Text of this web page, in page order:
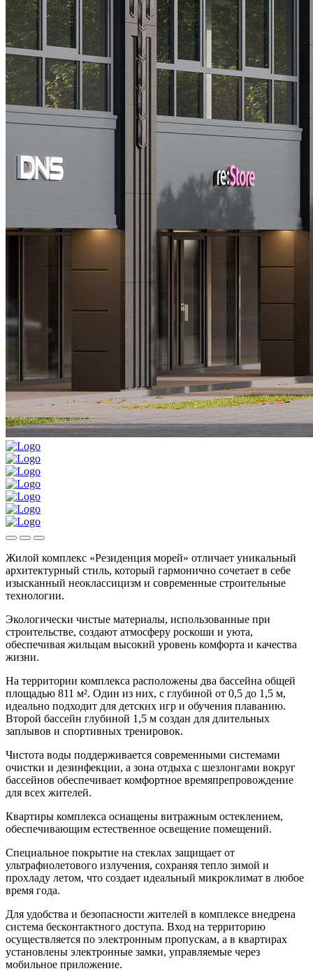
Жилой комплекс «Резиденция морей» отличает уникальный
архитектурный стиль, который гармонично сочетает в себе
изысканный неоклассицизм и современные строительные
технологии.
Экологически чистые материалы, использованные при
строительстве, создают атмосферу роскоши и уюта,
обеспечивая жильцам высокий уровень комфорта и качества
жизни.
На территории комплекса расположены два бассейна общей
площадью 811 м². Один из них, с глубиной от 0,5 до 1,5 м,
идеально подходит для детских игр и обучения плаванию.
Второй бассейн глубиной 1,5 м создан для длительных
заплывов и спортивных тренировок.
Чистота воды поддерживается современными системами
очистки и дезинфекции, а зона отдыха с шезлонгами вокруг
бассейнов обеспечивает комфортное времяпрепровождение
для всех жителей.
Квартиры комплекса оснащены витражным остеклением,
обеспечивающим естественное освещение помещений.
Специальное покрытие на стеклах защищает от
ультрафиолетового излучения, сохраняя тепло зимой и
прохладу летом, что создает идеальный микроклимат в любое
время года.
Для удобства и безопасности жителей в комплексе внедрена
система бесконтактного доступа. Вход на территорию
осуществляется по электронным пропускам, а в квартирах
установлены электронные замки, управляемые через
мобильное приложение.